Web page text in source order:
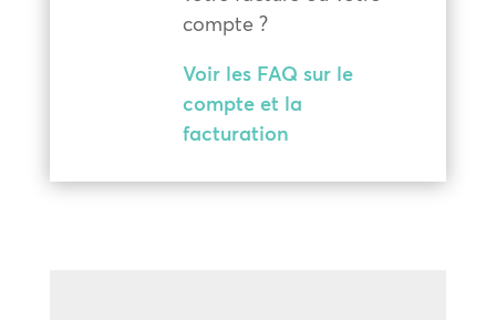
compte ?
Voir les FAQ sur le
compte et la
facturation